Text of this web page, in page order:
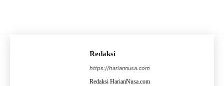
Redaksi
https://hariannusa.com
Redaksi HarianNusa.com